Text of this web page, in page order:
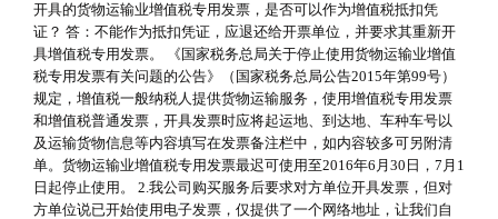
开具的货物运输业增值税专用发票，是否可以作为增值税抵扣凭
证？ 答：不能作为抵扣凭证，应退还给开票单位，并要求其重新开
具增值税专用发票。 《国家税务总局关于停止使用货物运输业增值
税专用发票有关问题的公告》（国家税务总局公告2015年第99号）
规定，增值税一般纳税人提供货物运输服务，使用增值税专用发票
和增值税普通发票，开具发票时应将起运地、到达地、车种车号以
及运输货物信息等内容填写在发票备注栏中，如内容较多可另附清
单。货物运输业增值税专用发票最迟可使用至2016年6月30日，7月1
日起停止使用。 2.我公司购买服务后要求对方单位开具发票，但对
方单位说已开始使用电子发票，仅提供了一个网络地址，让我们自